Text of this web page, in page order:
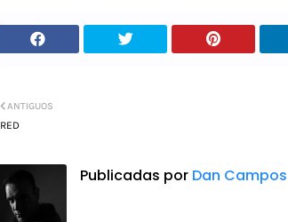
ANTIGUOS
RED
Publicadas por Dan Campos